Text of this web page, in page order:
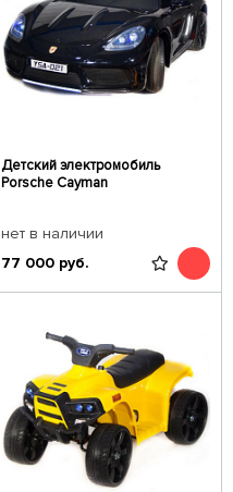
Детский электромобиль
Porsche Cayman
нет в наличии
77 000 руб.